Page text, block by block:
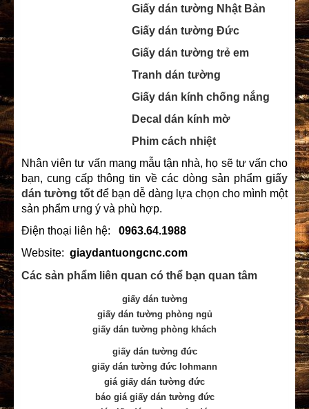
Giấy dán tường Nhật Bản
Giấy dán tường Đức
Giấy dán tường trẻ em
Tranh dán tường
Giấy dán kính chống nắng
Decal dán kính mờ
Phim cách nhiệt
Nhân viên tư vấn mang mẫu tận nhà, họ sẽ tư vấn cho
bạn, cung cấp thông tin về các dòng sản phẩm giấy
dán tường tốt để bạn dễ dàng lựa chọn cho mình một
sản phẩm ưng ý và phù hợp.
Điện thoại liên hệ: 0963.64.1988
Website: giaydantuongcnc.com
Các sản phẩm liên quan có thể bạn quan tâm
giấy dán tường
giấy dán tường phòng ngủ
giấy dán tường phòng khách
giấy dán tường đức
giấy dán tường đức lohmann
giá giấy dán tường đức
báo giá giấy dán tường đức